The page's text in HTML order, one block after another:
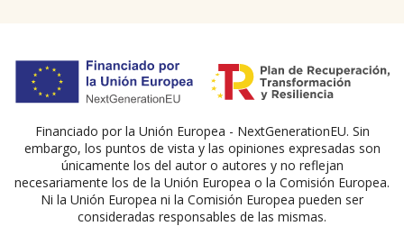
Financiado por la Unión Europea - NextGenerationEU. Sin
embargo, los puntos de vista y las opiniones expresadas son
únicamente los del autor o autores y no reflejan
necesariamente los de la Unión Europea o la Comisión Europea.
Ni la Unión Europea ni la Comisión Europea pueden ser
consideradas responsables de las mismas.